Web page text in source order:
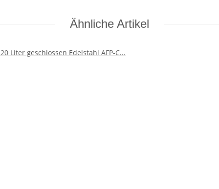
Ähnliche Artikel